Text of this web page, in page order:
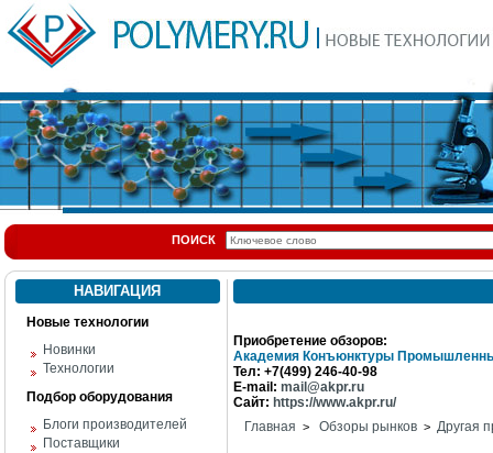
ПОИСК
НАВИГАЦИЯ
Новые технологии
Новинки
Технологии
Подбор оборудования
Блоги производителей
Поставщики
Приобретение обзоров:
Академия Конъюнктуры
Тел: +7(499) 246-40-98
E-mail: mail@akpr.ru
Сайт: https://www.akpr.ru/
Главная > Обзоры рынков > Другая